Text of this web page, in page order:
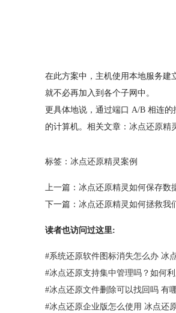
在此方案中，主机使用本地服务建
就不必再加入到各个子网中。
更具体地说，通过端口 A/B 相连
的计算机。相关文章：冰点还原精
标签：冰点还原精灵案例
上一篇：冰点还原精灵如何保存数
下一篇：冰点还原精灵如何拯救我
读者也访问过这里:
#系统还原软件图标消失怎么办 冰
#冰点还原支持集中管理吗？如何
#冰点还原文件删除可以找回吗 有
#冰点还原企业版怎么使用 冰点还